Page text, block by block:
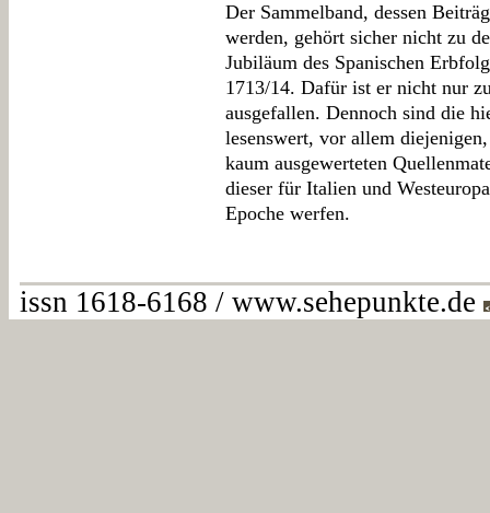
Der Sammelband, dessen
werden, gehört sicher nicht zu
Jubiläum des Spanischen
1713/14. Dafür ist er nicht nur
ausgefallen. Dennoch sind die
lesenswert, vor allem
kaum ausgewerteten
dieser für Italien und
Epoche werfen.
issn 1618-6168 / www.sehepunkte.de